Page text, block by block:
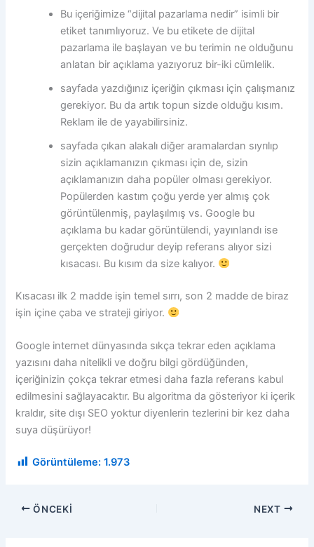
Bu içeriğimize “dijital pazarlama nedir” isimli bir
etiket tanımlıyoruz. Ve bu etikete de dijital
pazarlama ile başlayan ve bu terimin ne olduğunu
anlatan bir açıklama yazıyoruz bir-iki cümlelik.
sayfada yazdığınız içeriğin çıkması için çalışmanız
gerekiyor. Bu da artık topun sizde olduğu kısım.
Reklam ile de yayabilirsiniz.
sayfada çıkan alakalı diğer aramalardan sıyrılıp
sizin açıklamanızın çıkması için de, sizin
açıklamanızın daha popüler olması gerekiyor.
Popülerden kastım çoğu yerde yer almış çok
görüntülenmiş, paylaşılmış vs. Google bu
açıklama bu kadar görüntülendi, yayınlandı ise
gerçekten doğrudur deyip referans alıyor sizi
kısacası. Bu kısım da size kalıyor.
Kısacası ilk 2 madde işin temel sırrı, son 2 madde de biraz
işin içine çaba ve strateji giriyor.
Google internet dünyasında sıkça tekrar eden açıklama
yazısını daha nitelikli ve doğru bilgi gördüğünden,
içeriğinizin çokça tekrar etmesi daha fazla referans kabul
edilmesini sağlayacaktır. Bu algoritma da gösteriyor ki içerik
kraldır, site dışı SEO yoktur diyenlerin tezlerini bir kez daha
suya düşürüyor!
Görüntüleme: 1.973
ÖNCEKI NEXT